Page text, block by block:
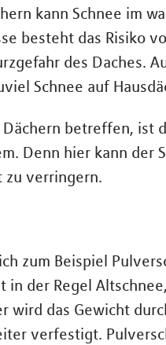
kann Schnee im
besteht das Risiko
des Daches.
Schnee auf
betreffen, ist
Denn hier kann der
zu verringern.
zum Beispiel
in der Regel
wird das Gewicht
verfestigt.